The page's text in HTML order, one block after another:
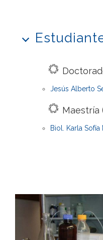
Jesús Alberto
Maestría
Biol. Karla